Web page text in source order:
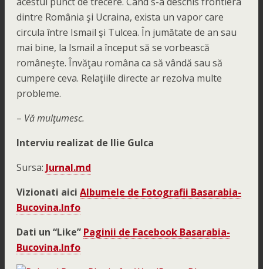
dintre România şi Ucraina, exista un vapor care
circula între Ismail şi Tulcea. În jumătate de an sau
mai bine, la Ismail a început să se vorbească
româneşte. Învăţau româna ca să vândă sau să
cumpere ceva. Relaţiile directe ar rezolva multe
probleme.
– Vă mulţumesc.
Interviu realizat de Ilie Gulca
Sursa: Jurnal.md
Vizionati aici Albumele de Fotografii Basarabia-
Bucovina.Info
Dati un “Like” Paginii de Facebook Basarabia-
Bucovina.Info